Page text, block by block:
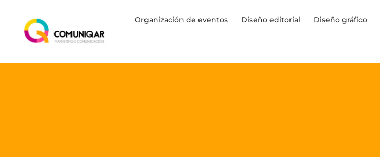
Organización de eventos Diseño editorial Diseño gráfico